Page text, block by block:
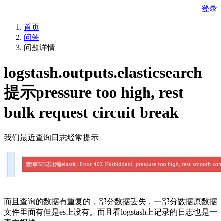
登录
首页
问答
问题详情
logstash.outputs.elasticsearch
提示pressure too high, rest
bulk request circuit break
我们最近查询日志经常提示
而且查询的数据有重复的，部分数据丢失，一部分数据原数据
文件里面有但是es上没有。而且看logstash上记录的日志也是一